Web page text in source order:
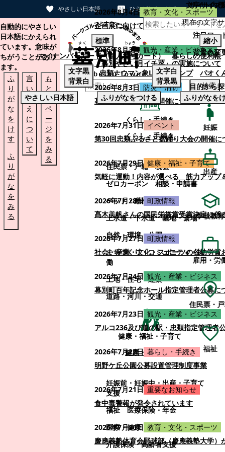
やさしい日本語 ひらがなをつける
本文へスキップする
自動的にやさしい
日本語にかえられ
ています。意味が
ちがうことがあり
ます。
ふ
り
が
な
を
け
す
ふ
り
が
な
を
み
る
言
い
替
え
に
つ
い
て
も
と
の
ペ
ー
ジ
を
み
る
検索
くらし・手続き
くらし・手続き
住民票・戸籍
税金
ゼロカーボン
相談・申請書
ペット・動植物
ごみ
上水道・下水道
墓地・斎場
自然・環境・公園
まちづくり・コミュニティ・協
働
土地・住宅・建築
道路・河川・交通
健康・福祉・子育て
健康・福祉・子育て
妊娠前・妊娠中・出産・子育て
支援
福祉
医療保険・年金
医療・健康
介護保険・高齢者支援
2026年8月4日 教育・文化・スポーツ
企画展に向けて：安東ウメ子さんとの思
2026年8月3日 観光・産業・ビジネス
「幕別やさい月イチ菜」の実施について
2026年8月3日 防災・消防
幕別町防災フェアの開催について
2026年7月31日 イベント
第30回忠類ふるさと盆踊り大会の開催に
2026年7月29日 健康・福祉・子育て
気軽に運動！内容が選べる 筋力アップ
2026年7月28日 町政情報
髙木美帆さんの国民栄誉賞受賞決定に係
2026年7月27日 町政情報
社会・産業・文化・スポーツの各功労
2026年7月24日 観光・産業・ビジネス
幕別町百年記念ホール指定管理者公募に
2026年7月23日 観光・産業・ビジネス
アルコ236及び道の駅・忠類指定管理者
2026年7月22日 暮らし・手続き
明野ケ丘公園公募設置管理制度事業
2026年7月21日 重要なお知らせ
食中毒警報が発令されています
2026年7月16日 教育・文化・スポーツ
慶應義塾体育会野球部（慶應義塾大学）
サイト内
注目ワー
マイナンバーカード（個人番号カード）
暮らしの便利帳
忠類ナウマン象LINEスタンプ
パオく
目的から
妊娠
出産
学校教育
雇用・労
住民票・
福祉
文字サイズ
現在の文字
標準
縮小
背景色変
文字黒
背景白
文字白
背景黒
やさしい日本語
ふりがなをつける ふりがなを